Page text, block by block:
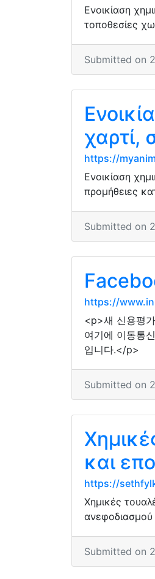
Ενοικίαση
τοποθεσίες
Submitted on
χαρτί,
https://
Ενοικίαση
προμήθειες
Submitted on
https://
<p>새 신용평
여기에 이동통
입니다.</p>
Submitted on
και
https://
Χημικές
Submitted on